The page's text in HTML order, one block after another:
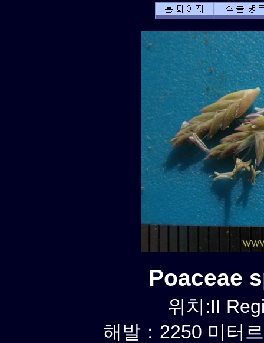
Poaceae
위치:II
해발：2250 미터